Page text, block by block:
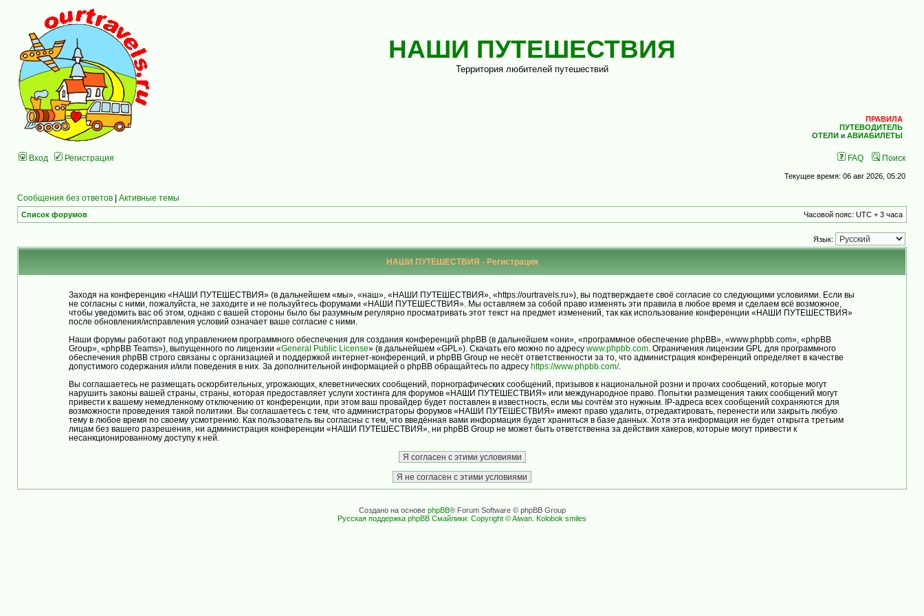
НАШИ ПУТЕШЕСТВИЯ
Территория любителей путешествий
ПРАВИЛА
ПУТЕВОДИТЕЛЬ
ОТЕЛИ и АВИАБИЛЕТЫ
Вход Регистрация FAQ Поиск
Текущее время: 06 авг 2026, 05:20
Сообщения без ответов | Активные темы
Список форумов Часовой пояс: UTC + 3 часа
Язык:
НАШИ ПУТЕШЕСТВИЯ - Регистрация
Заходя на конференцию «НАШИ ПУТЕШЕСТВИЯ» (в дальнейшем «мы», «наш», «НАШИ ПУТЕШЕСТВИЯ», «https://ourtravels.ru»), вы подтверждаете своё согласие со следующими условиями. Если вы
не согласны с ними, пожалуйста, не заходите и не пользуйтесь форумами «НАШИ ПУТЕШЕСТВИЯ». Мы оставляем за собой право изменять эти правила в любое время и сделаем всё возможное,
чтобы уведомить вас об этом, однако с вашей стороны было бы разумным регулярно просматривать этот текст на предмет изменений, так как использование конференции «НАШИ ПУТЕШЕСТВИЯ»
после обновления/исправления условий означает ваше согласие с ними.
Наши форумы работают под управлением программного обеспечения для создания конференций phpBB (в дальнейшем «они», «программное обеспечение phpBB», «www.phpbb.com», «phpBB
Group», «phpBB Teams»), выпущенного по лицензии «General Public License» (в дальнейшем «GPL»). Скачать его можно по адресу www.phpbb.com. Ограничения лицензии GPL для программного
обеспечения phpBB строго связаны с организацией и поддержкой интернет-конференций, и phpBB Group не несёт ответственности за то, что администрация конференций определяет в качестве
допустимого содержания и/или поведения в них. За дополнительной информацией о phpBB обращайтесь по адресу https://www.phpbb.com/.
Вы соглашаетесь не размещать оскорбительных, угрожающих, клеветнических сообщений, порнографических сообщений, призывов к национальной розни и прочих сообщений, которые могут
нарушить законы вашей страны, страны, которая предоставляет услуги хостинга для форумов «НАШИ ПУТЕШЕСТВИЯ» или международное право. Попытки размещения таких сообщений могут
привести к вашему немедленному отключению от конференции, при этом ваш провайдер будет поставлен в известность, если мы сочтём это нужным. IP-адреса всех сообщений сохраняются для
возможности проведения такой политики. Вы соглашаетесь с тем, что администраторы форумов «НАШИ ПУТЕШЕСТВИЯ» имеют право удалить, отредактировать, перенести или закрыть любую
тему в любое время по своему усмотрению. Как пользователь вы согласны с тем, что введённая вами информация будет храниться в базе данных. Хотя эта информация не будет открыта третьим
лицам без вашего разрешения, ни администрация конференции «НАШИ ПУТЕШЕСТВИЯ», ни phpBB Group не может быть ответственна за действия хакеров, которые могут привести к
несанкционированному доступу к ней.
Создано на основе phpBB® Forum Software © phpBB Group
Русская поддержка phpBB Смайлики: Copyright © Aiwan. Kolobok smiles